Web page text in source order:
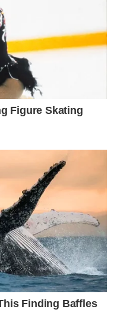
ถูกจับกลางสนามบิน
นี้ดังมากหล่อมาก ส่วน
ร้อม สามีของดาราสาว
มีพาสาวขึ้นคอนโด
Figure Skating
Finding Baffles